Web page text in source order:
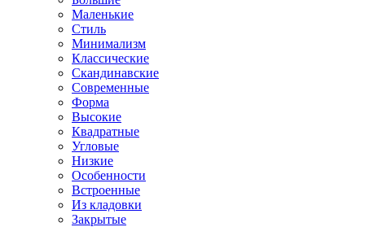
Маленькие
Стиль
Минимализм
Классические
Скандинавские
Современные
Форма
Высокие
Квадратные
Угловые
Низкие
Особенности
Встроенные
Из кладовки
Закрытые